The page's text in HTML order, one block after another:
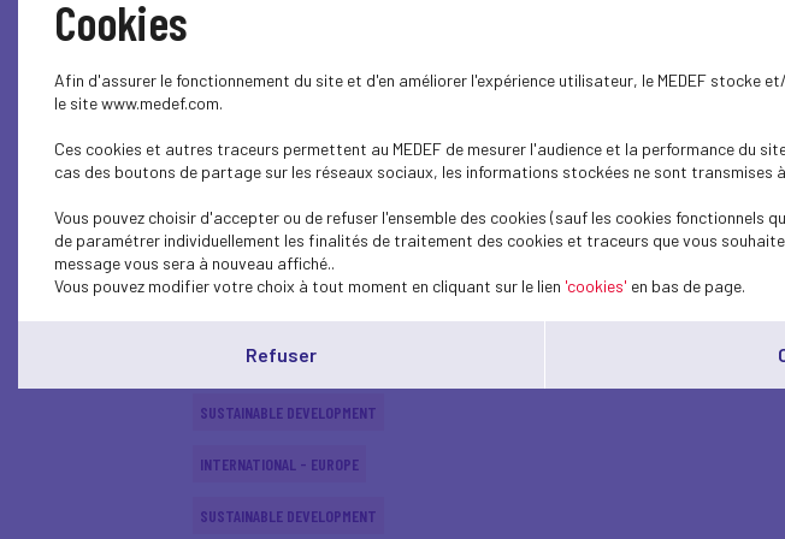
SUSTAINABLE DEVELOPMENT
SUSTAINABLE DEVELOPMENT
SUSTAINABLE DEVELOPMENT
SUSTAINABLE DEVELOPMENT
SUSTAINABLE DEVELOPMENT
INTERNATIONAL - EUROPE
SUSTAINABLE DEVELOPMENT
Cookies
Afin d'assurer le fonctionnement du site et d'en améliorer l'expérience utilisateur, le MEDEF
le site www.medef.com.
Ces cookies et autres traceurs permettent au MEDEF de mesurer l'audience et la performance du
cas des boutons de partage sur les réseaux sociaux, les informations stockées ne sont
Vous pouvez choisir d'accepter ou de refuser l'ensemble des cookies (sauf les cookies
de paramétrer individuellement les finalités de traitement des cookies et traceurs que vous
message vous sera à nouveau affiché..
Vous pouvez modifier votre choix à tout moment en cliquant sur le lien 'cookies' en bas de page.
Refuser